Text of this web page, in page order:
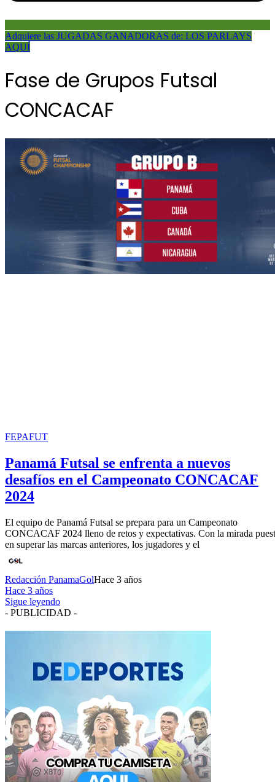
Adquiere las JUGADAS GANADORAS de: LOS PARLAYS
AQUÍ
Fase de Grupos Futsal
CONCACAF
FEPAFUT
Panamá Futsal se enfrenta a nuevos
desafíos en el Campeonato CONCACAF
2024
El equipo de Panamá Futsal se prepara para un Campeonato
CONCACAF 2024 lleno de retos y expectativas. Con la mirada
en superar las marcas anteriores, los jugadores y el
Redacción PanamaGolHace 3 años
Hace 3 años
Sigue leyendo
- PUBLICIDAD -